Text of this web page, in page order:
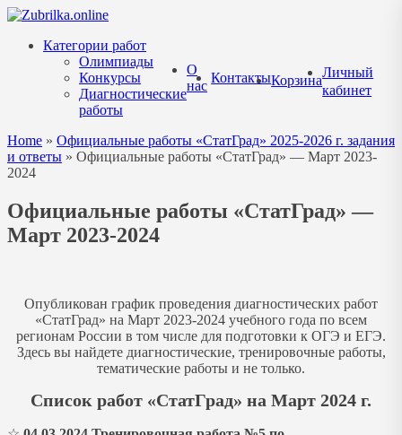
Перейти
содержанию
Категории работ
Олимпиады
Конкурсы
Диагностические
работы
О
нас
КонтактыКорзина
Личный
кабинет
Home » Официальные работы «СтатГрад» 2025-2026 г. задания
и ответы » Официальные работы «СтатГрад» — Март 2023-
2024
Официальные работы «СтатГрад» —
Март 2023-2024
Опубликован график проведения диагностических работ
«СтатГрад» на Март 2023-2024 учебного года по всем
регионам России в том числе для подготовки к ОГЭ и ЕГЭ.
Здесь вы найдете диагностические, тренировочные работы,
тематические работы и не только.
Список работ «СтатГрад» на Март 2024 г.